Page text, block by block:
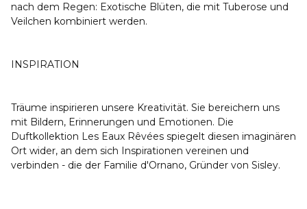
nach dem Regen: Exotische Blüten, die mit Tuberose und
Veilchen kombiniert werden.
INSPIRATION
Träume inspirieren unsere Kreativität. Sie bereichern uns
mit Bildern, Erinnerungen und Emotionen. Die
Duftkollektion Les Eaux Rêvées spiegelt diesen imaginären
Ort wider, an dem sich Inspirationen vereinen und
verbinden - die der Familie d'Ornano, Gründer von Sisley.